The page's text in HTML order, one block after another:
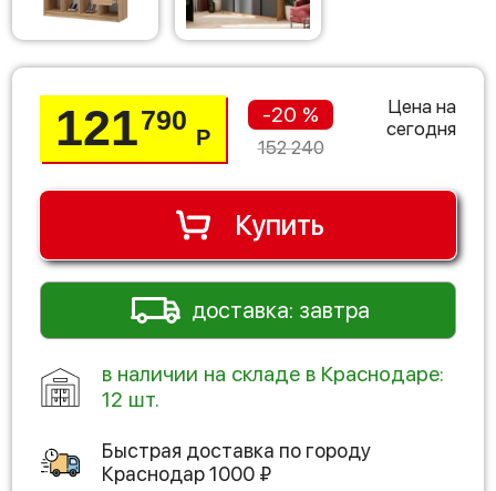
121790
Р
-20 %
152 240
Цена на
сегодня
Купить
доставка: завтра
в наличии на складе в Краснодаре:
12 шт.
Быстрая доставка по городу
Краснодар1000 ₽